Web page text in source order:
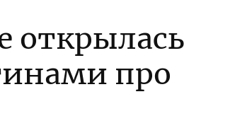
открылась
про